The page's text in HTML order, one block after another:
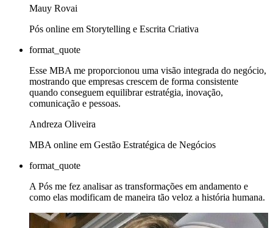
Mauy Rovai
Pós online em Storytelling e Escrita Criativa
format_quote
Esse MBA me proporcionou uma visão integrada do negócio,
mostrando que empresas crescem de forma consistente
quando conseguem equilibrar estratégia, inovação,
comunicação e pessoas.
Andreza Oliveira
MBA online em Gestão Estratégica de Negócios
format_quote
A Pós me fez analisar as transformações em andamento e
como elas modificam de maneira tão veloz a história humana.